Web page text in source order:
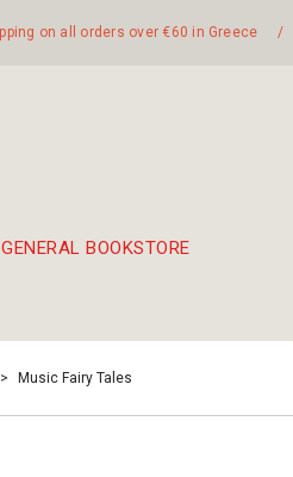
on all orders over €60 in Greece /
GENERAL BOOKSTORE
> Music Fairy Tales